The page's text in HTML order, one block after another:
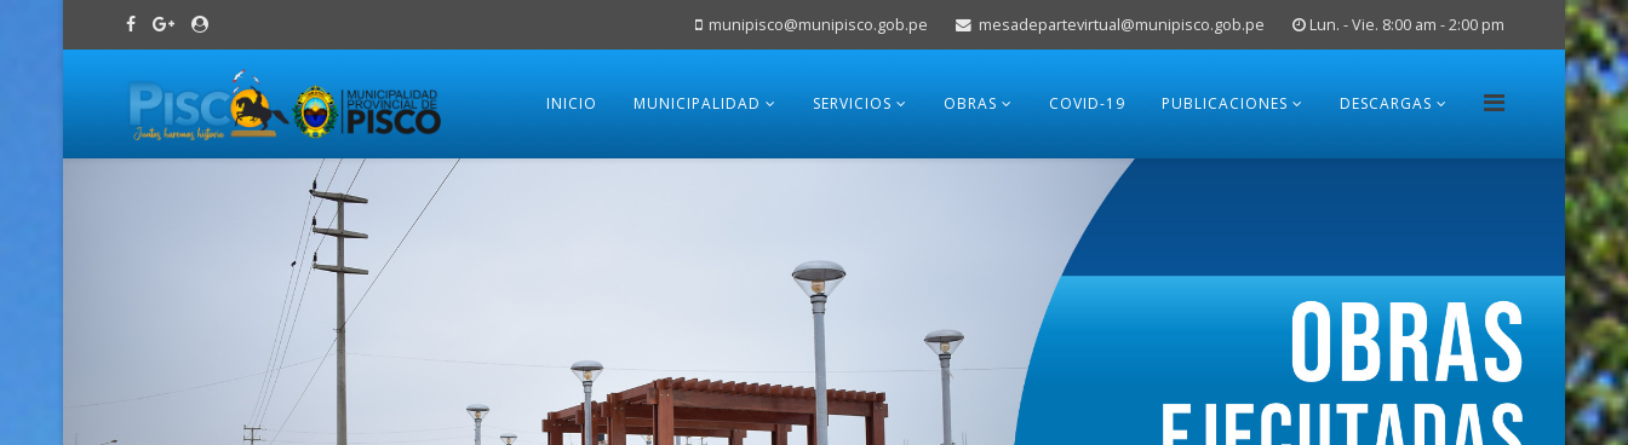
munipisco@munipisco.gob.pe mesadepartevirtual@munipisco.gob.pe Lun. - Vie. 8:00 am - 2:00 pm
INICIO MUNICIPALIDAD SERVICIOS OBRAS COVID-19 PUBLICACIONES DESCARGAS